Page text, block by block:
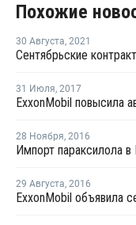
Похожие
30 Августа, 2021
31 Июля, 2017
28 Ноября, 2016
Импорт параксилола в
29 Августа, 2016